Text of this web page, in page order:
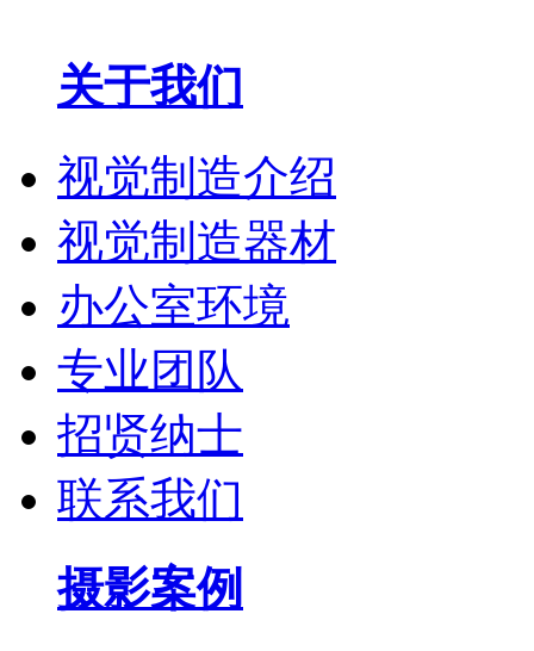
关于我们
视觉制造介绍
视觉制造器材
办公室环境
专业团队
招贤纳士
联系我们
摄影案例